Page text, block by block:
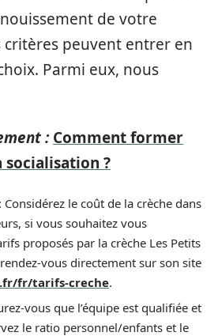
de votre
critères peuvent entrer en
Parmi eux, nous
: Comment former
?
: Considérez le coût de la crèche dans
si vous souhaitez vous
proposés par la crèche Les Petits
vous directement sur son site
fr/tarifs-creche.
vous que l’équipe est qualifiée et
le ratio personnel/enfants et le